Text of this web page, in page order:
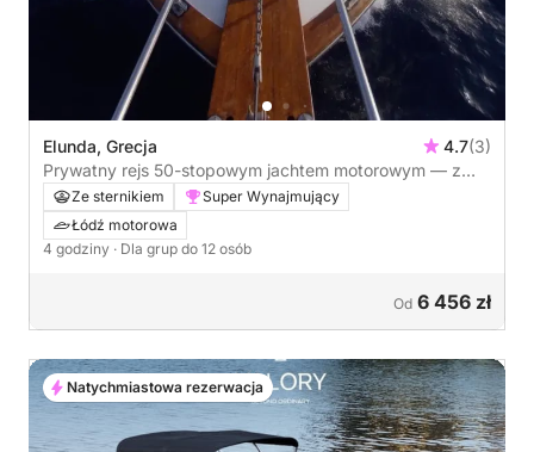
Elunda, Grecja 4.7(3)
Prywatny rejs 50-stopowym jachtem motorowym — z
portu Elounda do Spinalongi i zatoki Mirabello (3–6
godzin)
Ze sternikiem
Super Wynajmujący
Łódź motorowa
4 godziny · Dla grup do 12 osób
Od 6 456 zł
Natychmiastowa rezerwacja